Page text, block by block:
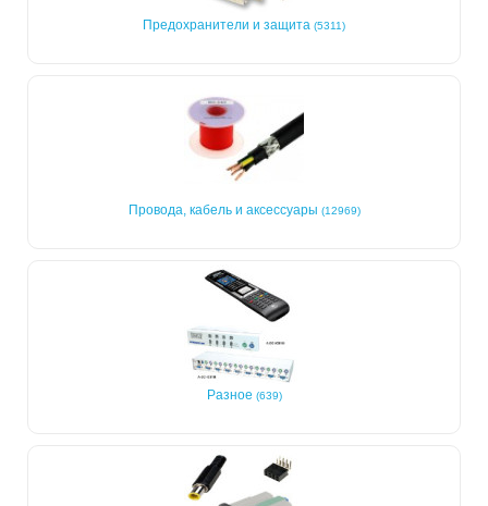
Предохранители и защита (5311)
Провода, кабель и аксессуары (12969)
Разное (639)